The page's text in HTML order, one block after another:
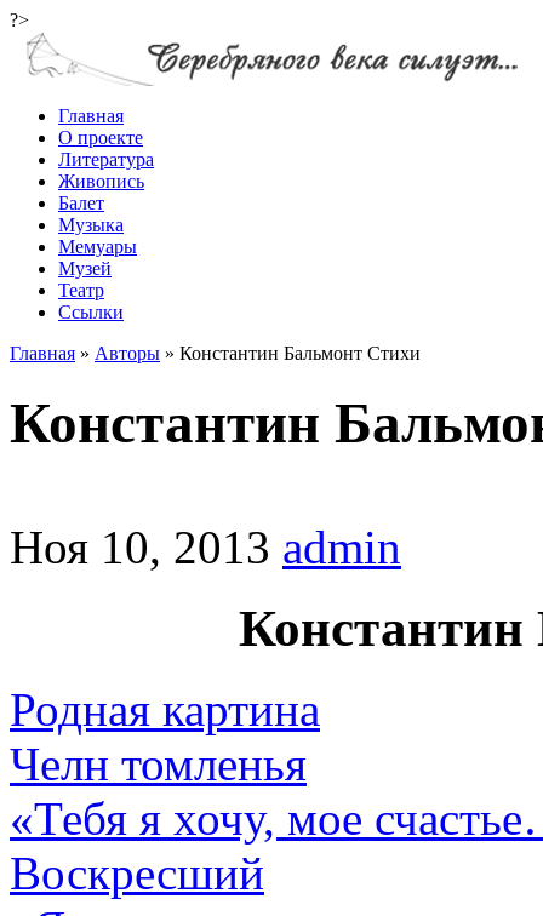
?>
Главная
О проекте
Литература
Живопись
Балет
Музыка
Мемуары
Музей
Театр
Ссылки
Главная » Авторы » Константин Бальмонт Стихи
Константин
Ноя 10, 2013 admin
Родная картина
Челн томленья
«Тебя я хочу, мое
Воскресший